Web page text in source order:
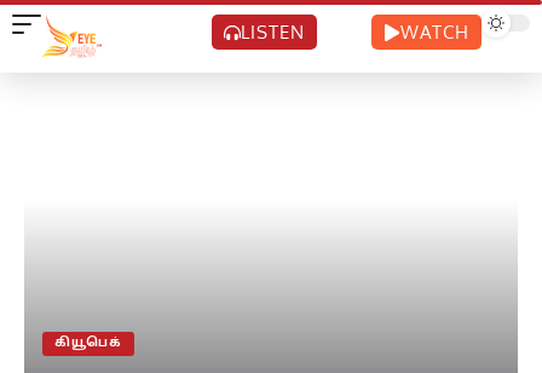
LISTEN WATCH
கியூபெக்